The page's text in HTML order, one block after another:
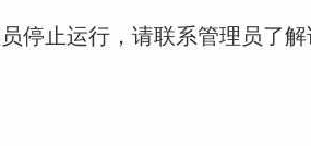
停止运行，请联系管理员了